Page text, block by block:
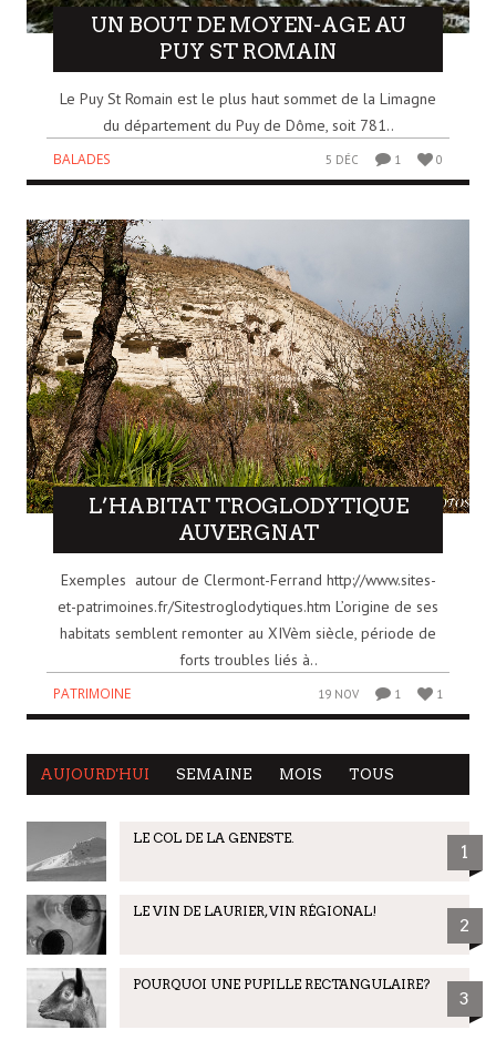
UN BOUT DE MOYEN-AGE AU
PUY ST ROMAIN
Le Puy St Romain est le plus haut sommet de la Limagne
du département du Puy de Dôme, soit 781..
BALADES 5 DÉC 1 0
L’HABITAT TROGLODYTIQUE
AUVERGNAT
Exemples autour de Clermont-Ferrand http://www.sites-
et-patrimoines.fr/Sitestroglodytiques.htm L’origine de ses
habitats semblent remonter au XIVèm siècle, période de
forts troubles liés à..
PATRIMOINE 19 NOV 1 1
AUJOURD'HUI SEMAINE MOIS TOUS
LE COL DE LA GENESTE.
1
LE VIN DE LAURIER, VIN RÉGIONAL!
2
POURQUOI UNE PUPILLE RECTANGULAIRE?
3